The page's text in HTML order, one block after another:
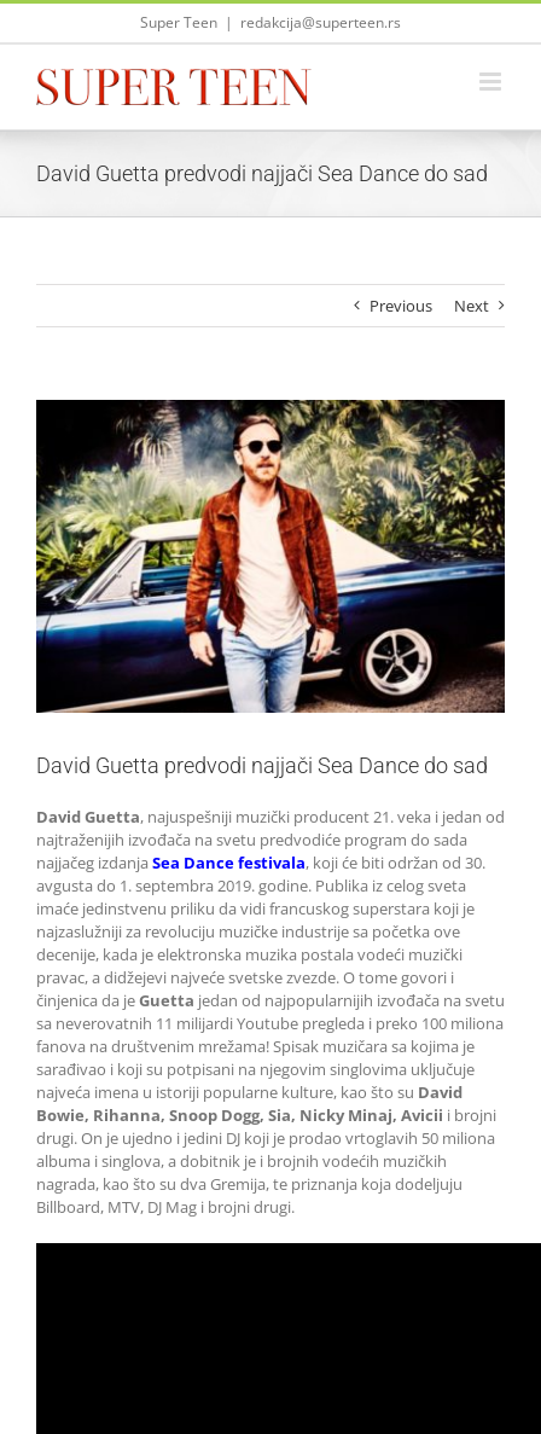
Skip
Super Teen | redakcija@superteen.rs
David Guetta predvodi najjači Sea Dance do sad
Previous Next
Image
David Guetta predvodi najjači Sea Dance do sad
David Guetta, najuspešniji muzički producent 21. veka i jedan od
najtraženijih izvođača na svetu predvodiće program do sada
najjačeg izdanja Sea Dance festivala, koji će biti održan od 30.
avgusta do 1. septembra 2019. godine. Publika iz celog sveta
imaće jedinstvenu priliku da vidi francuskog superstara koji je
najzaslužniji za revoluciju muzičke industrije sa početka ove
decenije, kada je elektronska muzika postala vodeći muzički
pravac, a didžejevi najveće svetske zvezde. O tome govori i
činjenica da jeGuetta jedan od najpopularnijih izvođača na svetu
sa neverovatnih 11 milijardi Youtube pregleda i preko 100 miliona
fanova na društvenim mrežama! Spisak muzičara sa kojima je
sarađivao i koji su potpisani na njegovim singlovima uključuje
najveća imena u istoriji popularne kulture, kao što su David
Bowie, Rihanna, Snoop Dogg, Sia, Nicky Minaj, Avicii i brojni
drugi. On je ujedno i jedini DJ koji je prodao vrtoglavih 50 miliona
albuma i singlova, a dobitnik je i brojnih vodećih muzičkih
nagrada, kao što su dva Gremija, te priznanja koja dodeljuju
Billboard, MTV, DJ Mag i brojni drugi.